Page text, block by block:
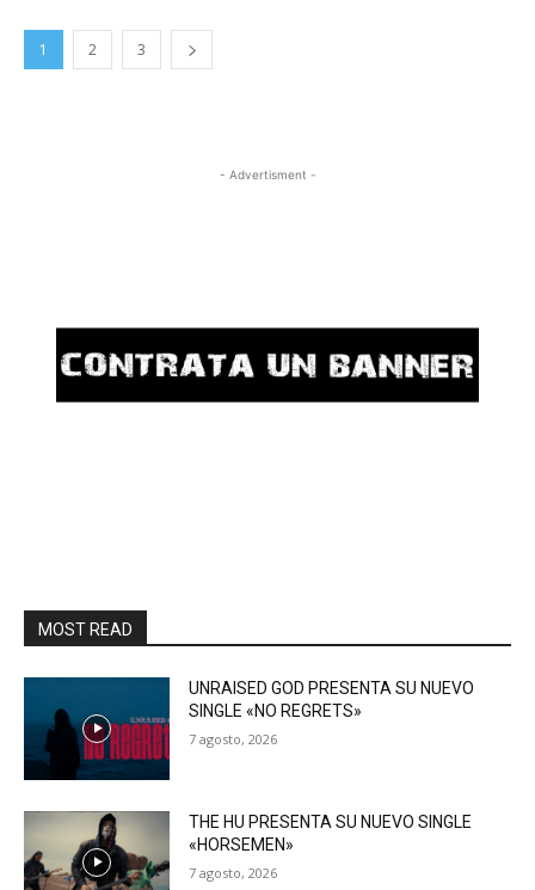
1 2 3
- Advertisment -
MOST READ
UNRAISED GOD PRESENTA SU NUEVO
SINGLE «NO REGRETS»
7 agosto, 2026
THE HU PRESENTA SU NUEVO SINGLE
«HORSEMEN»
7 agosto, 2026